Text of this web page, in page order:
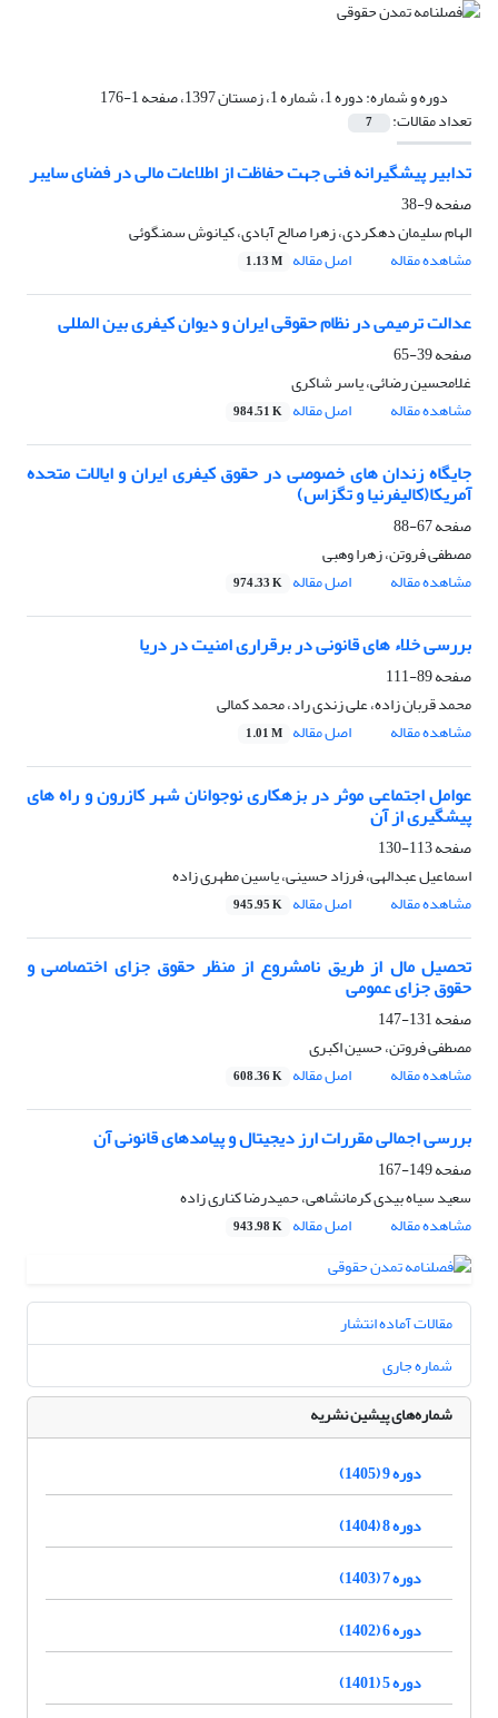
دوره و شماره:دوره 1، شماره 1، زمستان 1397، صفحه 1-176
تعداد مقالات: 7
تدابیر پیشگیرانه فنی جهت حفاظت از اطلاعات مالی در فضای سایبر
صفحه9-38
الهام سلیمان دهکردی، زهرا صالح آبادی، کیانوش سمنگوئی
مشاهده مقاله
اصل مقاله 1.13 M
عدالت ترمیمی در نظام حقوقی ایران و دیوان کیفری بین المللی
صفحه39-65
غلامحسین رضائی، یاسر شاکری
مشاهده مقاله
اصل مقاله 984.51 K
جایگاه زندان های خصوصی در حقوق کیفری ایران و ایالات متحده
آمریکا(کالیفرنیا و تگزاس)
صفحه67-88
مصطفی فروتن، زهرا وهبی
مشاهده مقاله
اصل مقاله 974.33 K
بررسی خلاء های قانونی در برقراری امنیت در دریا
صفحه89-111
محمد قربان زاده، علی زندی راد، محمد کمالی
مشاهده مقاله
اصل مقاله 1.01 M
عوامل اجتماعی موثر در بزهکاری نوجوانان شهر کازرون و راه های
پیشگیری از آن
صفحه113-130
اسماعیل عبدالهی، فرزاد حسینی، یاسین مطهری زاده
مشاهده مقاله
اصل مقاله 945.95 K
تحصیل مال از طریق نامشروع از منظر حقوق جزای اختصاصی و
حقوق جزای عمومی
صفحه131-147
مصطفی فروتن، حسین اکبری
مشاهده مقاله
اصل مقاله 608.36 K
بررسی اجمالی مقررات ارز دیجیتال و پیامدهای قانونی آن
صفحه149-167
سعید سیاه بیدی کرمانشاهی، حمیدرضا کناری زاده
مشاهده مقاله
اصل مقاله 943.98 K
مقالات آماده انتشار
شماره جاری
شماره‌های پیشین نشریه
دوره 9 (1405)
دوره 8 (1404)
دوره 7 (1403)
دوره 6 (1402)
دوره 5 (1401)